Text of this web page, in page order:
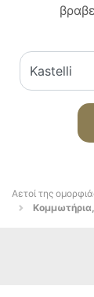
Αετοί της
Κομμωτήρια,